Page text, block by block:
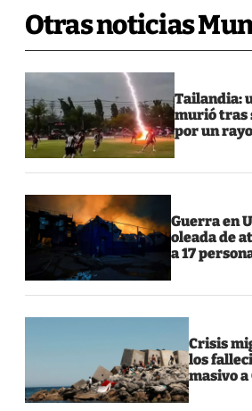
Otras noticias
Tailandia:
murió tras
por un
Guerra en
oleada de
a 17
Crisis
los
masivo a